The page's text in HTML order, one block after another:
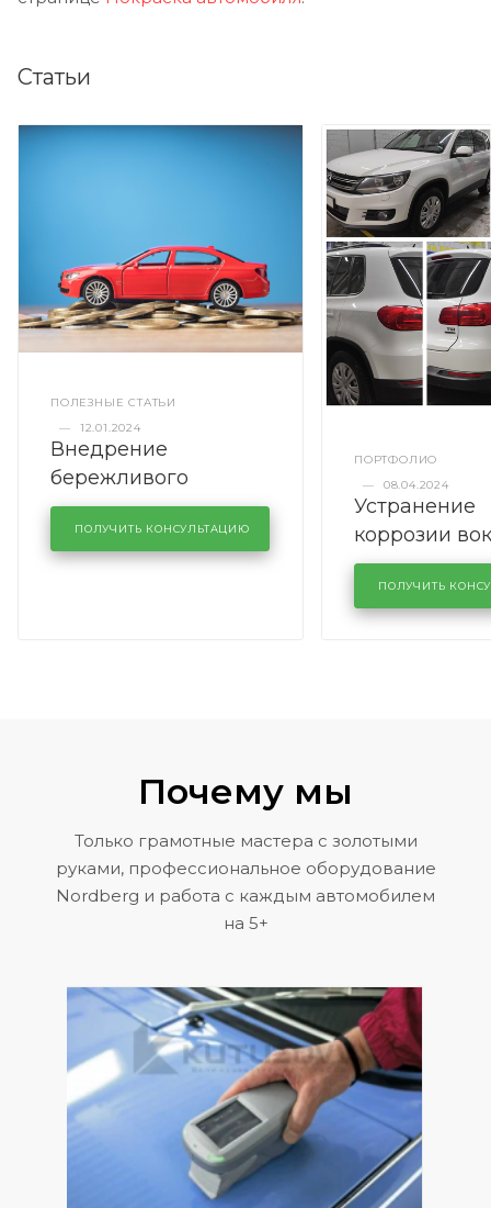
Статьи
ПОЛЕЗНЫЕ СТАТЬИ
—
12.01.2024
Внедрение
бережливого
производства в
кузовном сервисе
KUTUZOVV
ПОЛУЧИТЬ КОНСУЛЬТАЦИЮ
ПОРТФОЛИО
—
08.04.2024
Устранение
коррозии
лобового
районе
Volkswagen
ПОЛУЧИТЬ
Почему мы
Только грамотные мастера с золотыми
руками, профессиональное оборудование
Nordberg и работа с каждым автомобилем
на 5+